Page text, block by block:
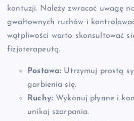
kontuzji. Należy zwracać uwagę
gwałtownych ruchów i
wątpliwości warto skonsultować
fizjoterapeutą.
Postawa: Utrzymuj prostą
garbienia się.
Ruchy:Wykonuj płynne i
unikaj szarpania.